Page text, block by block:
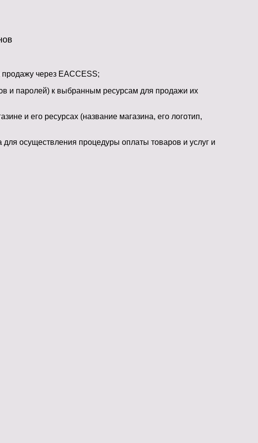
продажу через EACCESS;
и паролей) к выбранным ресурсам для продажи их
и его ресурсах (название магазина, его логотип,
осуществления процедуры оплаты товаров и услуг и